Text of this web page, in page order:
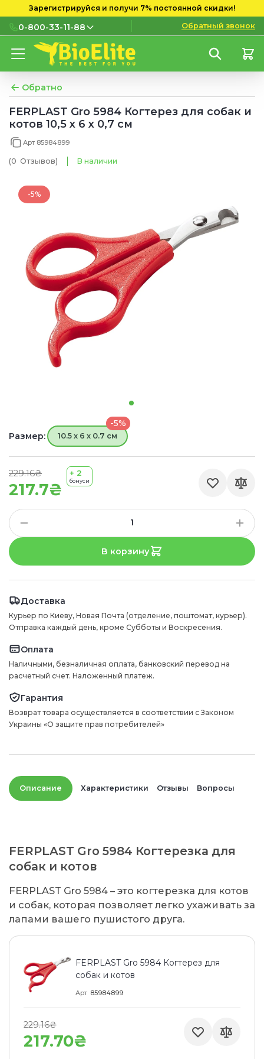
Зарегистрируйся и получи 7% постоянной скидки!
0-800-33-11-88
0-800-33-11-88
мобильных номеров
(097) 133 11 88
(095) 133 11 88
Обратный звонок
Обратно
FERPLAST Gro 5984 Когтерез для собак и
котов 10,5 х 6 х 0,7 см
Арт 85984899
(0 Отзывов) В наличии
-5%
217.7₴
229.16₴ + 2
бонуси
Размер:
-5%
10.5 х 6 х 0.7 см
В корзину
Доставка
Курьер по Киеву, Новая Почта (отделение, поштомат, курьер).
Отправка каждый день, кроме Субботы и Воскресения.
Оплата
Наличными, безналичная оплата, банковский перевод на
расчетный счет. Наложенный платеж.
Гарантия
Возврат товара осуществляется в соответствии с Законом
Украины «О защите прав потребителей»
Описание Характеристики Отзывы Вопросы
FERPLAST Gro 5984 Когтерезка для
собак и котов
FERPLAST Gro 5984 – это когтерезка для котов
и собак, которая позволяет легко ухаживать за
лапами вашего пушистого друга.
FERPLAST Gro 5984 Когтерез для
собак и котов
Арт 85984899
217.70₴
229.16₴